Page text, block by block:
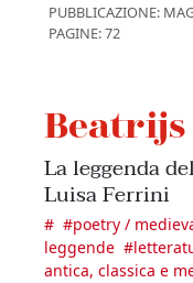
PUBBLICAZIONE:
PAGINE: 72
Beatrijs
La leggenda
Luisa Ferrini
# #poetry /
leggende #
antica, classica e